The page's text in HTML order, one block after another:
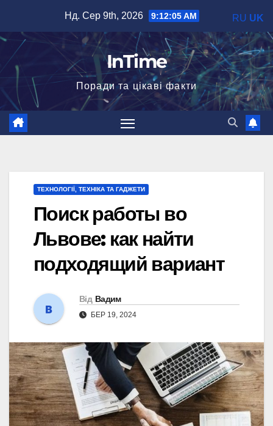
вмісту
Нд. Сер 9th, 2026 9:12:06 AM
InTime
Поради та цікаві факти
ТЕХНОЛОГІЇ, ТЕХНІКА ТА ГАДЖЕТИ
Поиск работы во
Львове: как найти
подходящий вариант
Від Вадим
БЕР 19, 2024
RU UK